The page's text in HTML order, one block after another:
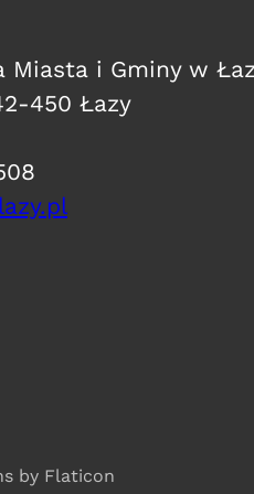
Miasta i Gminy w
450 Łazy
by Flaticon